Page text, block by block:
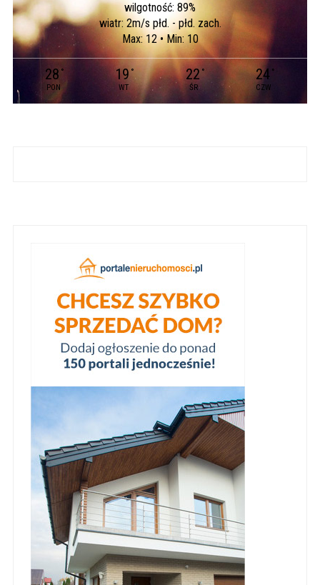
wilgotność: 89%
wiatr: 2m/s płd. - płd. zach.
Max: 12 • Min: 10
28 °
PON
19°
WT
22 °
ŚR
24 °
CZW